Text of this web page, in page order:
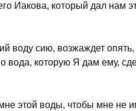
Иакова, который дал нам
воду сию, возжаждет опять,
вода, которую Я дам ему,
этой воды, чтобы мне не